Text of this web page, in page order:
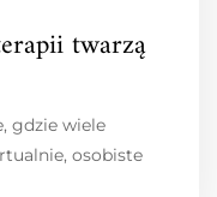
twarzą
gdzie wiele
osobiste